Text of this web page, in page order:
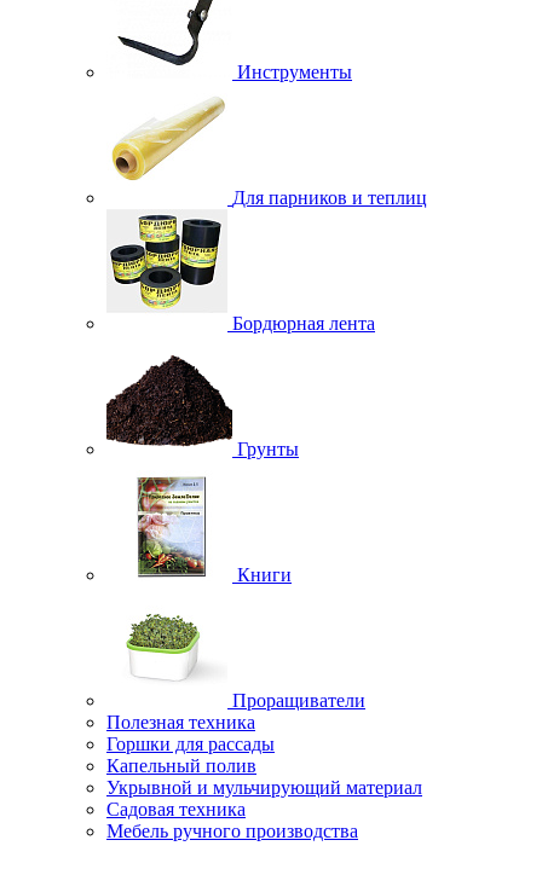
Инструменты
Для парников и теплиц
Бордюрная лента
Грунты
Книги
Проращиватели
Полезная техника
Горшки для рассады
Капельный полив
Укрывной и мульчирующий материал
Садовая техника
Мебель ручного производства